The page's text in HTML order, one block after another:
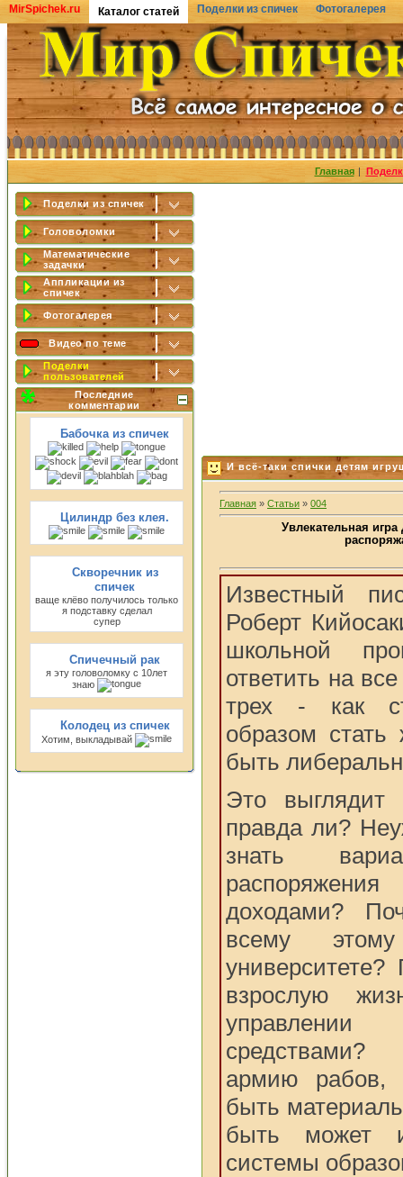
MirSpichek.ru Каталог статей Поделки из спичек Фотогалерея
Главная |
Поделки из спичек
Головоломки
Математические
задачки
Аппликации из
спичек
Фотогалерея
Видео по теме
Поделки
пользователей
Последние
комментарии
Бабочка из спичек
Цилиндр без клея.
Скворечник из
спичек
ваще клёво получилось только
я подставку сделал
супер
Спичечный рак
я эту головоломку с 10лет
знаю
Колодец из спичек
Хотим, выкладывай
И всё-таки спички детям
Главная » Статьи » 004
Увлекательная
Известный
Роберт
школьной
ответить на
трех - как
образом стать
быть
Это выглядит
правда ли?
знать
доходами?
всему
взрослую
армию рабов,
быть
быть может
системы